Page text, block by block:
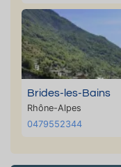
Brides-les-Bains
Rhône-Alpes
0479552344